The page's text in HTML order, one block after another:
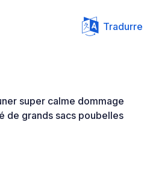
Tradurre
super calme dommage
de grands sacs poubelles